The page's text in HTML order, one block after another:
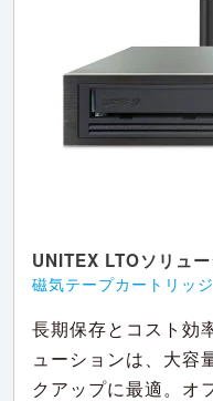
UNITEX LTOソリュ
磁気テープカートリッジ
長期保存とコスト効
ューションは、大容
クアップに最適。オ